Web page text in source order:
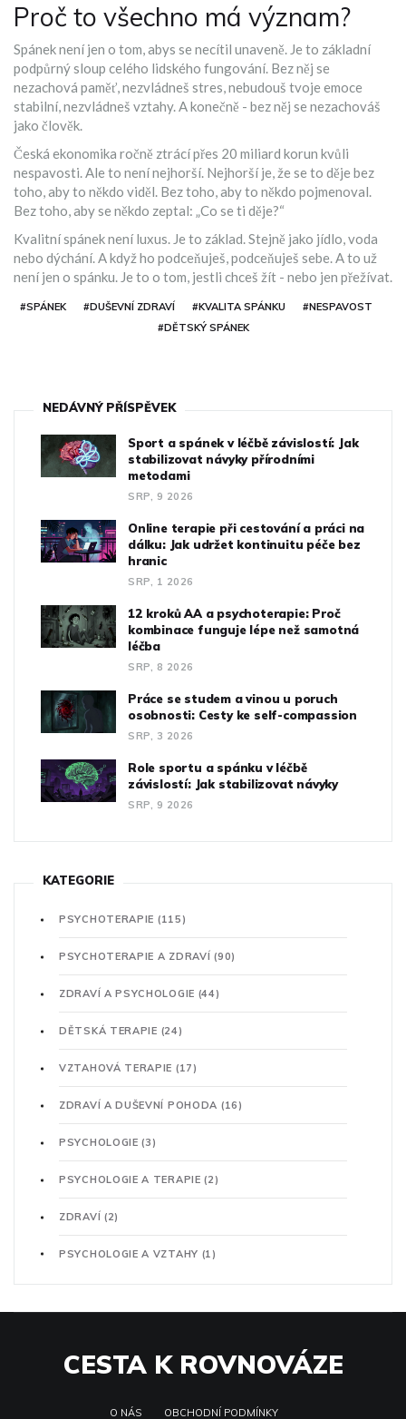
Proč to všechno má význam?
Spánek není jen o tom, abys se necítil unaveně. Je to základní
podpůrný sloup celého lidského fungování. Bez něj se
nezachová paměť, nezvládneš stres, nebudouš tvoje emoce
stabilní, nezvládneš vztahy. A konečně - bez něj se nezachováš
jako člověk.
Česká ekonomika ročně ztrácí přes 20 miliard korun kvůli
nespavosti. Ale to není nejhorší. Nejhorší je, že se to děje bez
toho, aby to někdo viděl. Bez toho, aby to někdo pojmenoval.
Bez toho, aby se někdo zeptal: „Co se ti děje?“
Kvalitní spánek není luxus. Je to základ. Stejně jako jídlo, voda
nebo dýchání. A když ho podceňuješ, podceňuješ sebe. A to už
není jen o spánku. Je to o tom, jestli chceš žít - nebo jen přežívat.
#SPÁNEK #DUŠEVNÍ ZDRAVÍ #KVALITA SPÁNKU
#NESPAVOST
#DĚTSKÝ SPÁNEK
NEDÁVNÝ PŘÍSPĚVEK
Sport a spánek v léčbě závislostí: Jak
stabilizovat návyky přírodními
metodami
SRP, 9 2026
Online terapie při cestování a práci na
dálku: Jak udržet kontinuitu péče bez
hranic
SRP, 1 2026
12 kroků AA a psychoterapie: Proč
kombinace funguje lépe než samotná
léčba
SRP, 8 2026
Práce se studem a vinou u poruch
osobnosti: Cesty ke self-compassion
SRP, 3 2026
Role sportu a spánku v léčbě
závislostí: Jak stabilizovat návyky
SRP, 9 2026
KATEGORIE
PSYCHOTERAPIE (115)
PSYCHOTERAPIE A ZDRAVÍ(90)
ZDRAVÍ A PSYCHOLOGIE (44)
DĚTSKÁ TERAPIE (24)
VZTAHOVÁ TERAPIE (17)
ZDRAVÍ A DUŠEVNÍ POHODA (16)
PSYCHOLOGIE(3)
PSYCHOLOGIE A TERAPIE(2)
ZDRAVÍ (2)
PSYCHOLOGIE A VZTAHY (1)
CESTA K ROVNOVÁZE
O NÁS OBCHODNÍ PODMÍNKY